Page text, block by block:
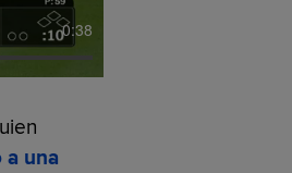
0:38
a una